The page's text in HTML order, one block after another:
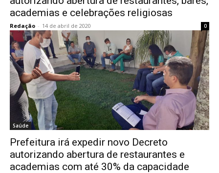
academias e celebrações religiosas
Redação - 14 de abril de 2020 0
Saúde
Prefeitura irá expedir novo Decreto
autorizando abertura de restaurantes e
academias com até 30% da capacidade